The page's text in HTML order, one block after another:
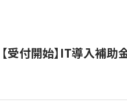
【受付開始】IT導入補